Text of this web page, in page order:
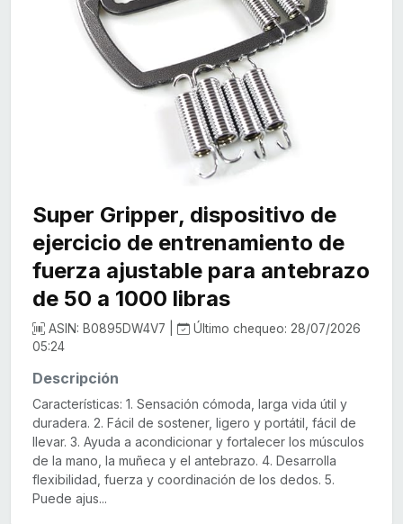
Super Gripper, dispositivo de
ejercicio de entrenamiento de
fuerza ajustable para antebrazo
de 50 a 1000 libras
ASIN: B0895DW4V7 |
Último chequeo: 28/07/2026
05:24
Descripción
Características: 1. Sensación cómoda, larga vida útil y
duradera. 2. Fácil de sostener, ligero y portátil, fácil de
llevar. 3. Ayuda a acondicionar y fortalecer los músculos
de la mano, la muñeca y el antebrazo. 4. Desarrolla
flexibilidad, fuerza y coordinación de los dedos. 5.
Puede ajus...